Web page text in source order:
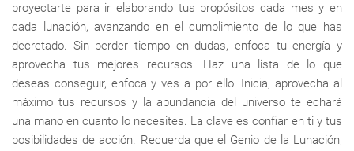
proyectarte para ir elaborando tus propósitos cada mes y en
cada lunación, avanzando en el cumplimiento de lo que has
decretado. Sin perder tiempo en dudas, enfoca tu energía y
aprovecha tus mejores recursos. Haz una lista de lo que
deseas conseguir, enfoca y ves a por ello. Inicia, aprovecha al
máximo tus recursos y la abundancia del universo te echará
una mano en cuanto lo necesites. La clave es confiar en ti y tus
posibilidades de acción. Recuerda que el Genio de la Lunación,